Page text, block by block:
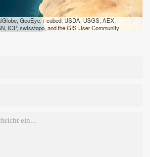
GeoEye, i-cubed, USDA, USGS, AEX,
IGP, swisstopo, and the GIS User Community